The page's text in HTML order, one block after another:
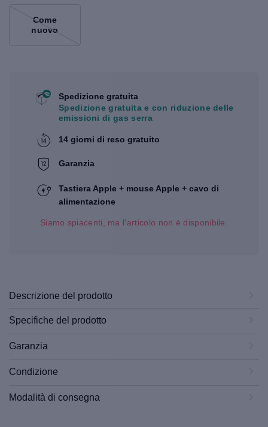
Come
nuovo
Spedizione gratuita
Spedizione gratuita e con riduzione delle
emissioni di gas serra
14 giorni di reso gratuito
Garanzia
Tastiera Apple + mouse Apple + cavo di
alimentazione
Siamo spiacenti, ma l'articolo non è disponibile.
Descrizione del prodotto
Specifiche del prodotto
Garanzia
Condizione
Modalità di consegna